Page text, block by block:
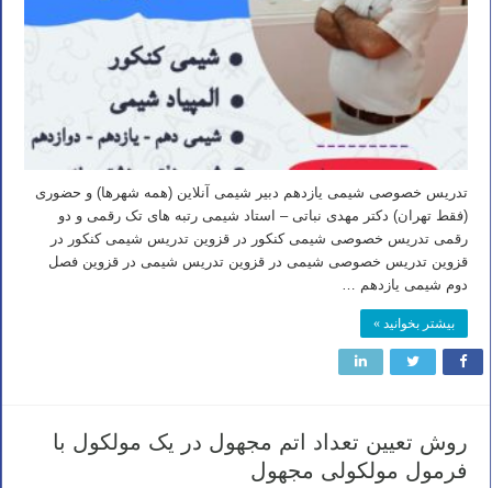
تدریس خصوصی شیمی یازدهم دبیر شیمی آنلاین (همه شهرها) و حضوری
(فقط تهران) دکتر مهدی نباتی – استاد شیمی رتبه های تک رقمی و دو
رقمی تدریس خصوصی شیمی کنکور در قزوین تدریس شیمی کنکور در
قزوین تدریس خصوصی شیمی در قزوین تدریس شیمی در قزوین فصل
دوم شیمی یازدهم …
بیشتر بخوانید »
روش تعیین تعداد اتم مجهول در یک مولکول با
فرمول مولکولی مجهول